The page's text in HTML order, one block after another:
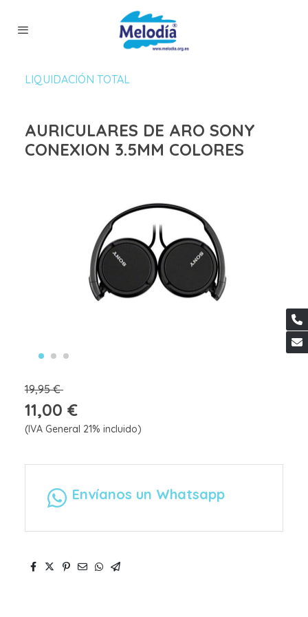
LIQUIDACIÓN TOTAL
AURICULARES DE ARO SONY
CONEXION 3.5MM COLORES
19,95 €
11,00 €
(IVA General 21% incluido)
Envíanos un Whatsapp